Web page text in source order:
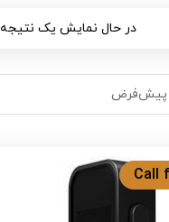
در حال نمایش یک نتیجه
Call